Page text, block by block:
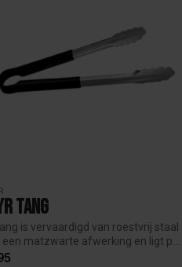
tang
is vervaardigd van roestvrij staal
matzwarte afwerking en ligt p...